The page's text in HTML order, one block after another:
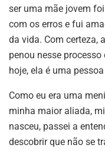
ser uma mãe jovem
com os erros e fui
da vida. Com certeza,
penou nesse
hoje, ela é uma
Como eu era uma
minha maior aliada,
nasceu, passei a
descobrir que não se